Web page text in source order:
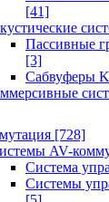
[41]
Пассивные
[3]
Сабвуферы
[728]
AV-
Система
Системы